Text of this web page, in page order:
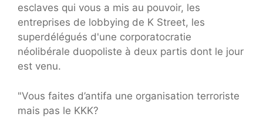
esclaves qui vous a mis au pouvoir, les
entreprises de lobbying de K Street, les
superdélégués d'une corporatocratie
néolibérale duopoliste à deux partis dont le jour
est venu.
"Vous faites d’antifa une organisation terroriste
mais pas le KKK?